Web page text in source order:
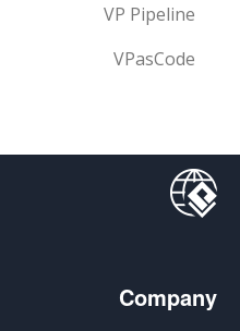
VP Pipeline
VPasCode
Company